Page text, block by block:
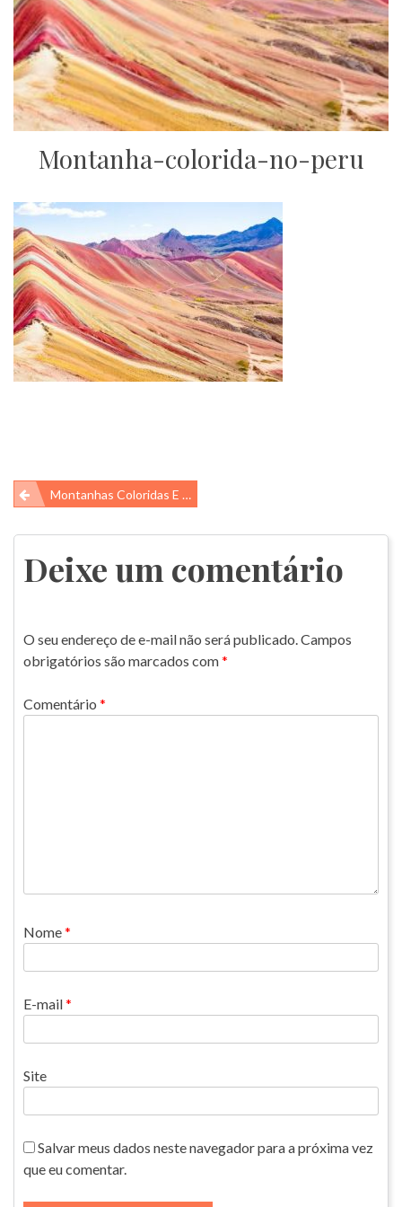
Montanha-colorida-no-peru
Navegação
de
Post
Montanhas Coloridas E Rios Vermelhos No Perú
Deixe um comentário
O seu endereço de e-mail não será publicado.Campos
obrigatórios são marcados com*
Comentário *
Nome*
E-mail*
Site
Salvar meus dados neste navegador para a próxima vez
que eu comentar.